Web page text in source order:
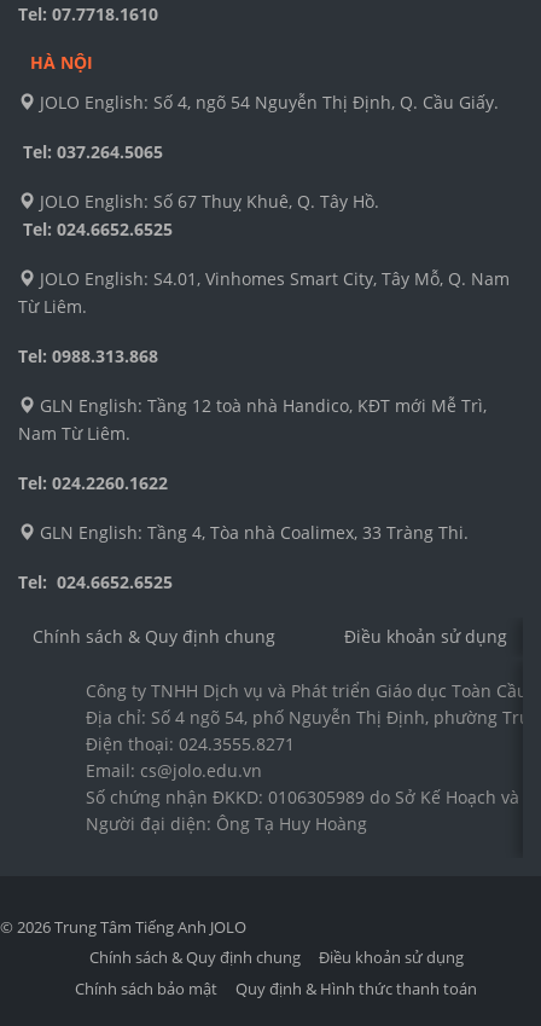
Tel: 07.7718.1610
HÀ NỘI
JOLO English: Số 4, ngõ 54 Nguyễn Thị Định, Q. Cầu Giấy.
Tel: 037.264.5065
JOLO English: Số 67 Thuỵ Khuê, Q. Tây Hồ.
Tel: 024.6652.6525
JOLO English: S4.01, Vinhomes Smart City, Tây Mỗ, Q. Nam
Từ Liêm.
Tel: 0988.313.868
GLN English: Tầng 12 toà nhà Handico, KĐT mới Mễ Trì,
Nam Từ Liêm.
Tel: 024.2260.1622
GLN English: Tầng 4, Tòa nhà Coalimex, 33 Tràng Thi.
Tel: 024.6652.6525
Chính sách & Quy định chung Điều khoản sử dụng
Công ty TNHH Dịch vụ và Phát triển Giáo dục Toàn Cầu
Địa chỉ: Số 4 ngõ 54, phố Nguyễn Thị Định, phường
Điện thoại: 024.3555.8271
Email: cs@jolo.edu.vn
Số chứng nhận ĐKKD: 0106305989 do Sở Kế Hoạch và
Người đại diện: Ông Tạ Huy Hoàng
© 2026 Trung Tâm Tiếng Anh JOLO
Chính sách & Quy định chung
Điều khoản sử dụng
Chính sách bảo mật
Quy định & Hình thức thanh toán